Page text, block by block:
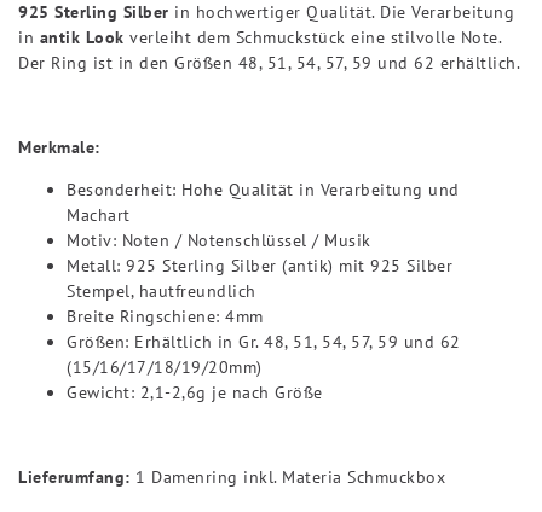
925 Sterling Silber in hochwertiger Qualität. Die Verarbeitung
in antik Look verleiht dem Schmuckstück eine stilvolle Note.
Der Ring ist in den Größen 48, 51, 54, 57, 59 und 62 erhältlich.
Merkmale:
Besonderheit: Hohe Qualität in Verarbeitung und
Machart
Motiv: Noten / Notenschlüssel / Musik
Metall: 925 Sterling Silber (antik) mit 925 Silber
Stempel, hautfreundlich
Breite Ringschiene: 4mm
Größen: Erhältlich in Gr. 48, 51, 54, 57, 59 und 62
(15/16/17/18/19/20mm)
Gewicht: 2,1-2,6g je nach Größe
Lieferumfang: 1 Damenring inkl. Materia Schmuckbox